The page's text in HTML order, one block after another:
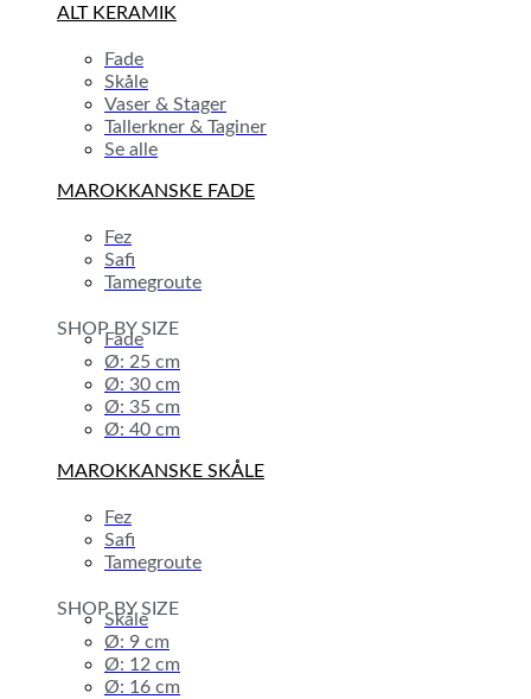
ALT KERAMIK
Fade
Skåle
Vaser & Stager
Tallerkner & Taginer
Se alle
MAROKKANSKE FADE
Fez
Safi
Tamegroute
SHOP BY SIZE
Fade
Ø: 25 cm
Ø: 30 cm
Ø: 35 cm
Ø: 40 cm
MAROKKANSKE SKÅLE
Fez
Safi
Tamegroute
SHOP BY SIZE
Skåle
Ø: 9 cm
Ø: 12 cm
Ø: 16 cm